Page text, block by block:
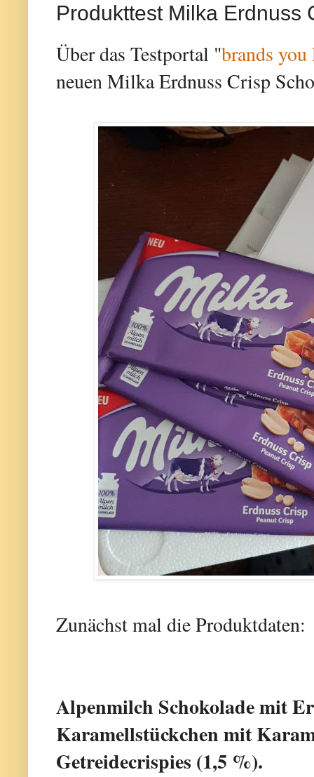
Produkttest Milka Erdnuss
Über das Testportal "brands you
neuen Milka Erdnuss Crisp
Zunächst mal die Produktdaten:
Alpenmilch Schokolade mit
Karamellstückchen mit
Getreidecrispies (1,5 %).